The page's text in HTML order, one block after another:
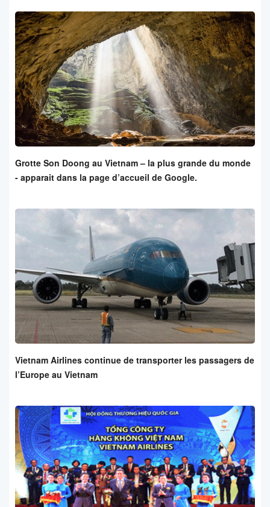
Grotte Son Doong au Vietnam – la plus grande du monde
- apparait dans la page d’accueil de Google.
Vietnam Airlines continue de transporter les passagers de
l’Europe au Vietnam